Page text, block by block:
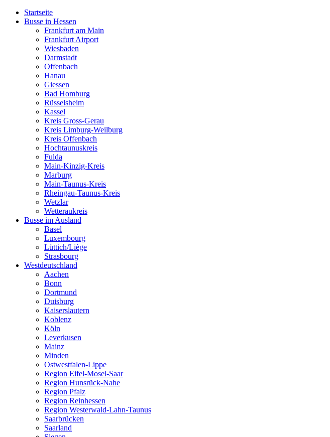
Startseite
Busse in Hessen
Frankfurt am Main
Frankfurt Airport
Wiesbaden
Darmstadt
Offenbach
Hanau
Giessen
Bad Homburg
Rüsselsheim
Kassel
Kreis Gross-Gerau
Kreis Limburg-Weilburg
Kreis Offenbach
Hochtaunuskreis
Fulda
Main-Kinzig-Kreis
Marburg
Main-Taunus-Kreis
Rheingau-Taunus-Kreis
Wetzlar
Wetteraukreis
Busse im Ausland
Basel
Luxembourg
Lüttich/Liège
Strasbourg
Westdeutschland
Aachen
Bonn
Dortmund
Duisburg
Kaiserslautern
Koblenz
Köln
Leverkusen
Mainz
Minden
Ostwestfalen-Lippe
Region Eifel-Mosel-Saar
Region Hunsrück-Nahe
Region Pfalz
Region Reinhessen
Region Westerwald-Lahn-Taunus
Saarbrücken
Saarland